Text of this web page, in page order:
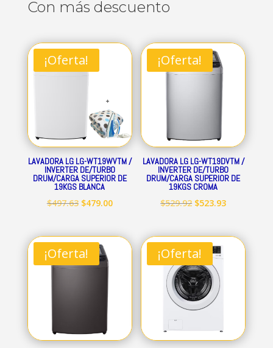
Con más descuento
¡Oferta!
LAVADORA LG LG-WT19WVTM /
INVERTER DE/TURBO
DRUM/CARGA SUPERIOR DE
19KGS BLANCA
$497.63 El
original
era:
$497.63.
$479.00El
actual
¡Oferta!
LAVADORA LG LG-WT19DVTM /
INVERTER DE/TURBO
DRUM/CARGA SUPERIOR DE
19KGS CROMA
$529.92 El
original
era:
$529.92.
$523.93El
actual
¡Oferta! ¡Oferta!